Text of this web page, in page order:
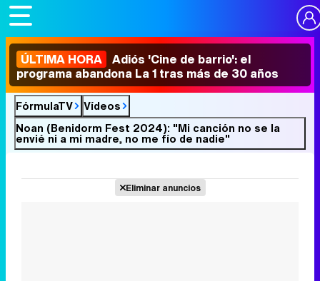
ÚLTIMA HORA Adiós 'Cine de barrio': el
programa abandona La 1 tras más de 30 años
FórmulaTV
Vídeos
Noan (Benidorm Fest 2024): "Mi canción no se la
envié ni a mi madre, no me fío de nadie"
Eliminar anuncios